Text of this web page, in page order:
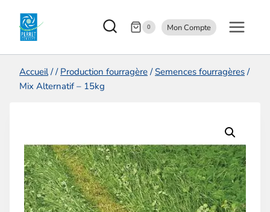
0 Mon Compte
Accueil / / Production fourragère / Semences fourragères /
Mix Alternatif – 15kg